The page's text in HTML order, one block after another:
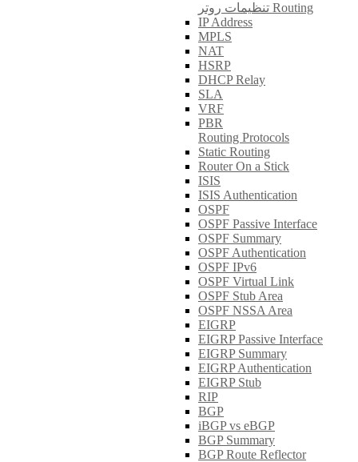
تنظیمات روتر Routing
IP Address
MPLS
NAT
HSRP
DHCP Relay
SLA
VRF
PBR
Routing Protocols
Static Routing
Router On a Stick
ISIS
ISIS Authentication
OSPF
OSPF Passive Interface
OSPF Summary
OSPF Authentication
OSPF IPv6
OSPF Virtual Link
OSPF Stub Area
OSPF NSSA Area
EIGRP
EIGRP Passive Interface
EIGRP Summary
EIGRP Authentication
EIGRP Stub
RIP
BGP
iBGP vs eBGP
BGP Summary
BGP Route Reflector